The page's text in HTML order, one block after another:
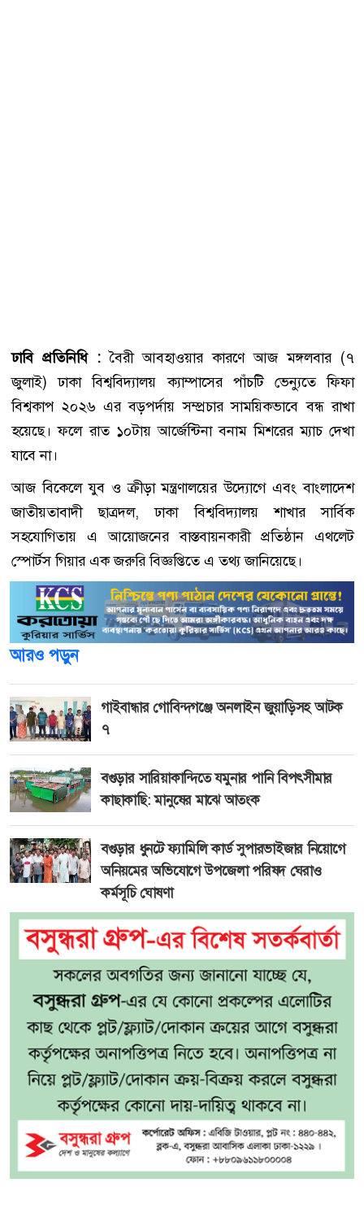
ঢাবি প্রতিনিধি : বৈরী আবহাওয়ার কারণে আজ মঙ্গলবার (৭
জুলাই) ঢাকা বিশ্ববিদ্যালয় ক্যাম্পাসের পাঁচটি ভেন্যুতে ফিফা
বিশ্বকাপ ২০২৬ এর বড়পর্দায় সম্প্রচার সাময়িকভাবে বন্ধ রাখা
হয়েছে। ফলে রাত ১০টায় আর্জেন্টিনা বনাম মিশরের ম্যাচ দেখা
যাবে না।
আজ বিকেলে যুব ও ক্রীড়া মন্ত্রণালয়ের উদ্যোগে এবং বাংলাদেশ
জাতীয়তাবাদী ছাত্রদল, ঢাকা বিশ্ববিদ্যালয় শাখার সার্বিক
সহযোগিতায় এ আয়োজনের বাস্তবায়নকারী প্রতিষ্ঠান এথলেট
স্পোর্টস গিয়ার এক জরুরি বিজ্ঞপ্তিতে এ তথ্য জানিয়েছে।
আরও পড়ুন
গাইবান্ধার গোবিন্দগঞ্জে অনলাইন জুয়াড়িসহ আটক
৭
বগুড়ার সারিয়াকান্দিতে যমুনার পানি বিপৎসীমার
কাছাকাছি: মানুষের মাঝে আতংক
বগুড়ার ধুনটে ফ্যামিলি কার্ড সুপারভাইজার নিয়োগে
অনিয়মের অভিযোগে উপজেলা পরিষদ ঘেরাও
কর্মসূচি ঘোষণা